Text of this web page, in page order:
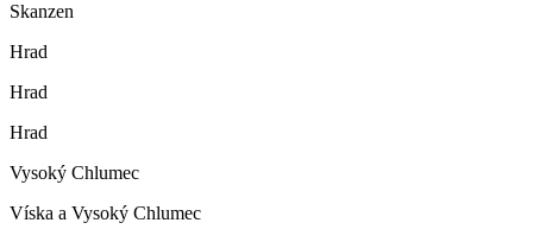
Skanzen
Hrad
Hrad
Hrad
Vysoký Chlumec
Víska a Vysoký Chlumec